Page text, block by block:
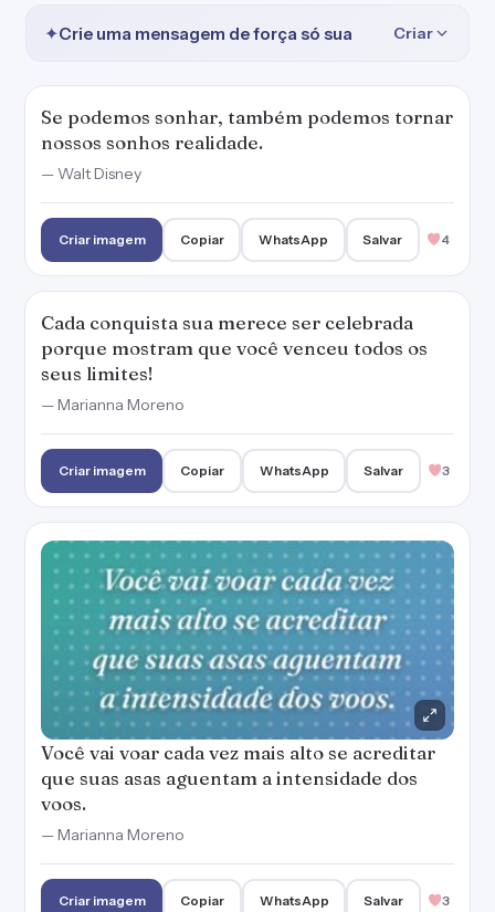
✦Crie uma mensagem de força só sua Criar
Se podemos sonhar, também podemos tornar
nossos sonhos realidade.
— Walt Disney
Criar imagem Copiar WhatsApp Salvar 4
Cada conquista sua merece ser celebrada
porque mostram que você venceu todos os
seus limites!
— Marianna Moreno
Criar imagem Copiar WhatsApp Salvar 3
Você vai voar cada vez mais alto se acreditar
que suas asas aguentam a intensidade dos
voos.
— Marianna Moreno
Criar imagem Copiar WhatsApp Salvar 3